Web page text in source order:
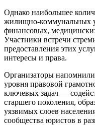
Однако наибольшее
жилищно-коммунальных
финансовых,
Участники встречи
предоставления этих
интересы и права.
Организаторы
уровня правовой
ключевых задач —
старшего поколения,
уязвимых слоев
сообщества юристов в